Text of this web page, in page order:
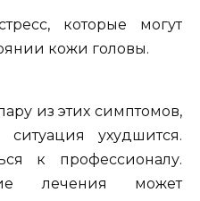
которые могут
кожи головы.
из этих симптомов,
ухудшится.
к профессионалу.
лечения может